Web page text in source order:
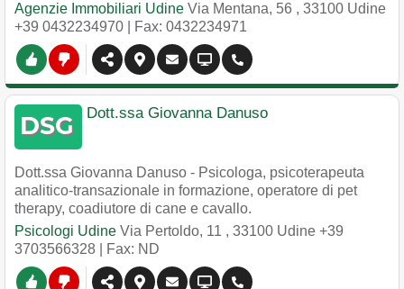
Agenzie Immobiliari Udine Via Mentana, 56 , 33100 Udine
+39 0432234970 | Fax: 0432234971
Dott.ssa Giovanna Danuso
Dott.ssa Giovanna Danuso - Psicologa, psicoterapeuta
analitico-transazionale in formazione, operatore di pet
therapy, coadiutore di cane e cavallo.
Psicologi Udine Via Pertoldo, 11 , 33100 Udine +39
3703566328 | Fax: ND